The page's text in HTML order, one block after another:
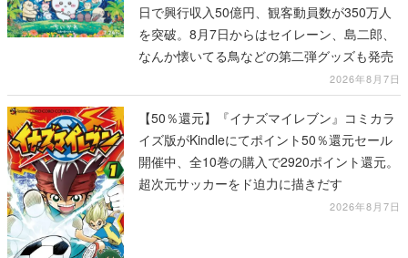
日で興行収入50億円、観客動員数が350万人
を突破。8月7日からはセイレーン、島二郎、
なんか懐いてる鳥などの第二弾グッズも発売
2026年8月7日
【50％還元】『イナズマイレブン』コミカラ
イズ版がKindleにてポイント50％還元セール
開催中、全10巻の購入で2920ポイント還元。
超次元サッカーをド迫力に描きだす
2026年8月7日